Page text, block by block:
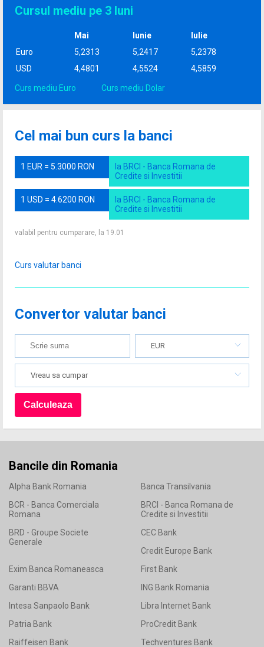
Cursul mediu pe 3 luni
Mai Iunie
Iulie
Euro
5,2313 5,2417
5,2378
USD
4,4801 4,5524 4,5859
Curs mediu Euro Curs mediu Dolar
Cel mai bun curs la banci
1 EUR = 5.3000 RON
la BRCI - Banca Romana de
Credite si Investitii
1 USD = 4.6200 RON
la BRCI - Banca Romana de
Credite si Investitii
valabil pentru cumparare, la 19.01
Curs valutar banci
Convertor valutar banci
EUR
Vreau sa cumpar
Bancile din Romania
Alpha Bank Romania
Banca Transilvania
BCR - Banca Comerciala
Romana
BRCI - Banca Romana de
Credite si Investitii
BRD - Groupe Societe
Generale
CEC Bank
Credit Europe Bank
Exim Banca Romaneasca
First Bank
Garanti BBVA
ING Bank Romania
Intesa Sanpaolo Bank
Libra Internet Bank
Patria Bank
ProCredit Bank
Raiffeisen Bank
Techventures Bank